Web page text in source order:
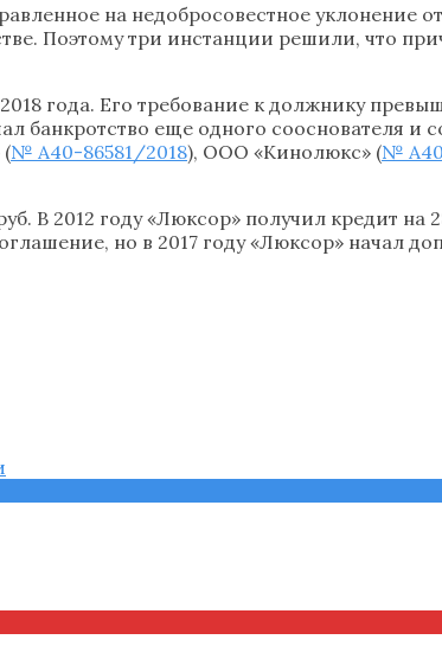
на недобросовестное уклонение
Поэтому три инстанции решили, что
года. Его требование к должнику
еще одного сооснователя и
(№ А40-86581/2018), ООО «Кинолюкс» (№
В 2012 году «Люксор» получил кредит на
но в 2017 году «Люксор» начал